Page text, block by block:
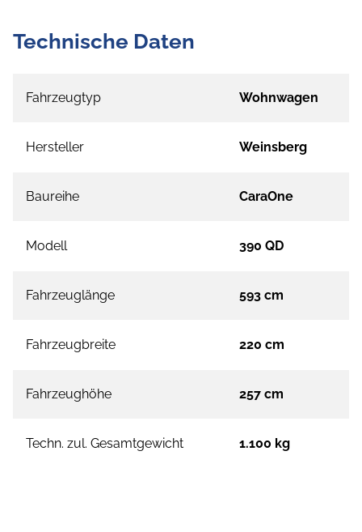
Technische Daten
Fahrzeugtyp Wohnwagen
Hersteller Weinsberg
Baureihe CaraOne
Modell 390 QD
Fahrzeuglänge 593 cm
Fahrzeugbreite 220 cm
Fahrzeughöhe 257 cm
Techn. zul. Gesamtgewicht 1.100 kg